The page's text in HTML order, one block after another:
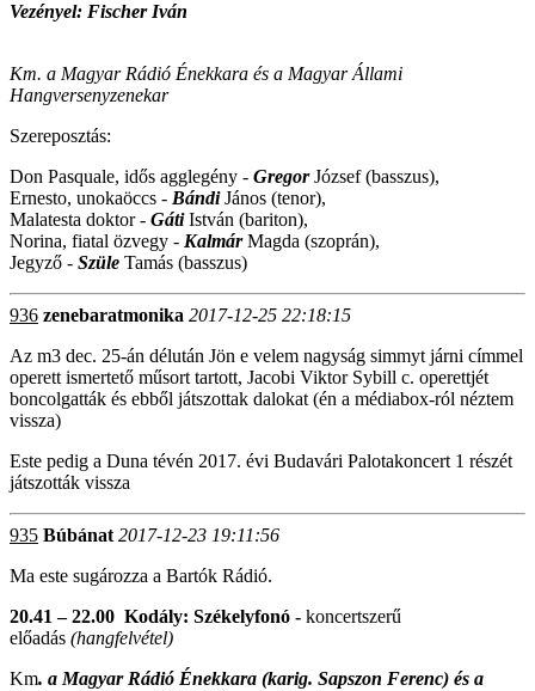
Vezényel: Fischer Iván
Km. a Magyar Rádió Énekkara és a Magyar Állami
Hangversenyzenekar
Szereposztás:
Don Pasquale, idős agglegény - GregorJózsef (basszus),
Ernesto, unokaöccs - BándiJános (tenor),
Malatesta doktor - GátiIstván (bariton),
Norina, fiatal özvegy - KalmárMagda (szoprán),
Jegyző - Szüle Tamás (basszus)
936 zenebaratmonika 2017-12-25 22:18:15
Az m3 dec. 25-án délután Jön e velem nagyság simmyt járni címmel
operett ismertető műsort tartott, Jacobi Viktor Sybill c. operettjét
boncolgatták és ebből játszottak dalokat (én a médiabox-ról néztem
vissza)
Este pedig a Duna tévén 2017. évi Budavári Palotakoncert 1 részét
játszották vissza
935 Búbánat 2017-12-23 19:11:56
Ma este sugározza a Bartók Rádió.
20.41 – 22.00 Kodály: Székelyfonó - koncertszerű
előadás (hangfelvétel)
Km. a Magyar Rádió Énekkara (karig. Sapszon Ferenc) és a